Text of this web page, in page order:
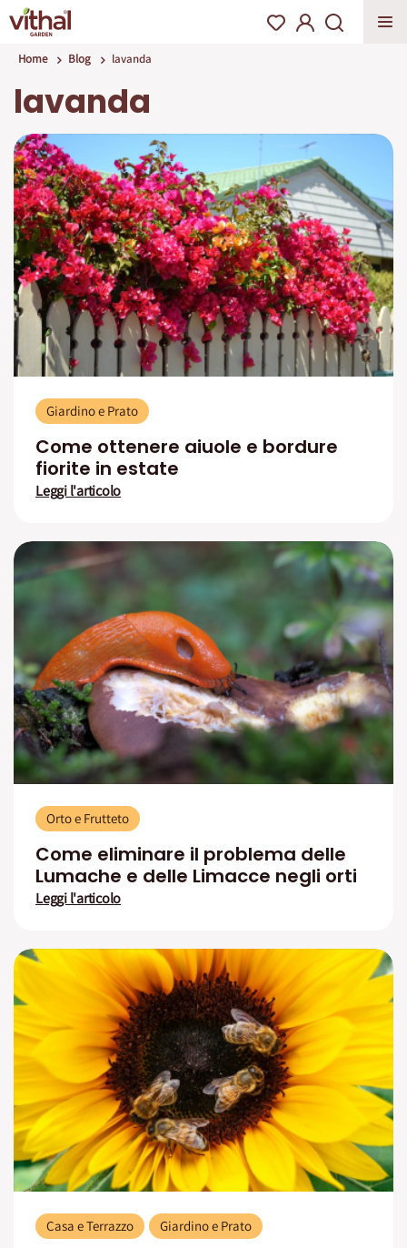
Home Blog lavanda
lavanda
Giardino e Prato
Come ottenere aiuole e bordure
fiorite in estate
Leggi l'articolo
Orto e Frutteto
Come eliminare il problema delle
Lumache e delle Limacce negli orti
Leggi l'articolo
Casa e Terrazzo Giardino e Prato